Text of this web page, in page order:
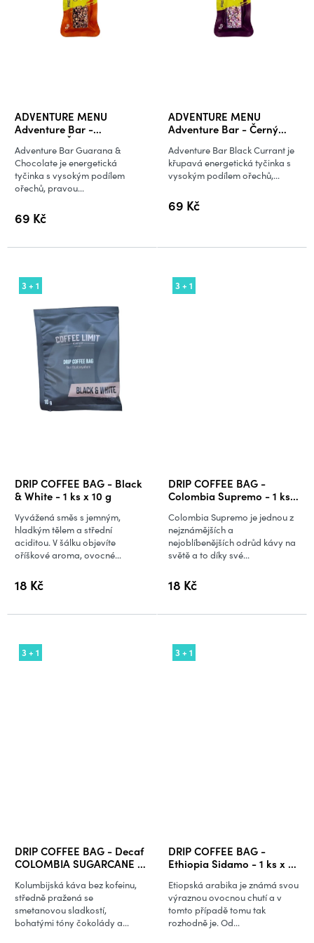
ADVENTURE MENU
Adventure Bar -
Guarana&Čokoláda
69 Kč
Adventure Bar Guarana &
Chocolate je energetická
tyčinka s vysokým podílem
ořechů, pravou...
ADVENTURE MENU
Adventure Bar - Černý
69 Kč
Adventure Bar Black Currant je
křupavá energetická tyčinka s
vysokým podílem ořechů,...
3 + 1
DRIP COFFEE BAG - Black
& White - 1 ks x 10 g
18 Kč
Vyvážená směs s jemným,
hladkým tělem a střední
aciditou. V šálku objevíte
oříškové aroma, ovocné...
3 + 1
DRIP COFFEE BAG -
Colombia Supremo - 1 ks x
18 Kč
Colombia Supremo je jednou z
nejznámějších a
nejoblíbenějších odrůd kávy na
světě a to díky své...
3 + 1
DRIP COFFEE BAG - Decaf
COLOMBIA SUGARCANE -
Kolumbijská káva bez kofeinu,
středně pražená se
smetanovou sladkostí,
bohatými tóny čokolády a...
3 + 1
DRIP COFFEE BAG -
Ethiopia Sidamo - 1 ks x 10
Etiopská arabika je známá svou
výraznou ovocnou chutí a v
tomto případě tomu tak
rozhodně je. Od...